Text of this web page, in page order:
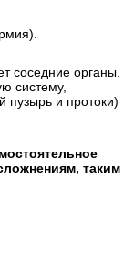
соседние органы.
систему,
пузырь и протоки)
таким